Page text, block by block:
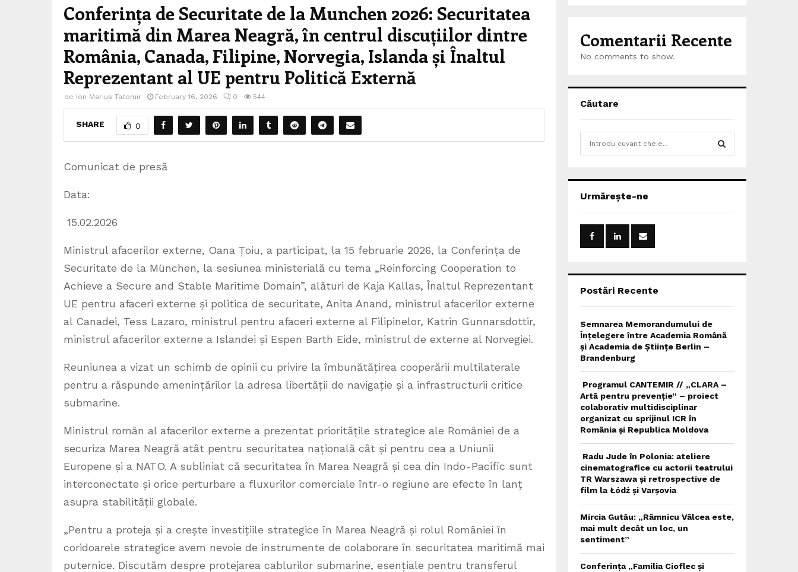
Conferința de Securitate de la Munchen 2026: Securitatea
maritimă din Marea Neagră, în centrul discuțiilor dintre
România, Canada, Filipine, Norvegia, Islanda și Înaltul
Reprezentant al UE pentru Politică Externă
de Ion Marius Tatomir February 16, 2026 0 544
SHARE 0
Comunicat de presă
Data:
15.02.2026
Ministrul afacerilor externe, Oana Țoiu, a participat, la 15 februarie 2026, la Conferința de
Securitate de la München, la sesiunea ministerială cu tema „Reinforcing Cooperation to
Achieve a Secure and Stable Maritime Domain”, alături de Kaja Kallas, Înaltul Reprezentant
UE pentru afaceri externe și politica de securitate, Anita Anand, ministrul afacerilor externe
al Canadei, Tess Lazaro, ministrul pentru afaceri externe al Filipinelor, Katrin Gunnarsdottir,
ministrul afacerilor externe a Islandei și Espen Barth Eide, ministrul de externe al Norvegiei.
Reuniunea a vizat un schimb de opinii cu privire la îmbunătățirea cooperării multilaterale
pentru a răspunde amenințărilor la adresa libertății de navigație și a infrastructurii critice
submarine.
Ministrul român al afacerilor externe a prezentat prioritățile strategice ale României de a
securiza Marea Neagră atât pentru securitatea națională cât și pentru cea a Uniunii
Europene și a NATO. A subliniat că securitatea în Marea Neagră și cea din Indo-Pacific sunt
interconectate și orice perturbare a fluxurilor comerciale într-o regiune are efecte în lanț
asupra stabilității globale.
„Pentru a proteja și a crește investițiile strategice în Marea Neagră și rolul României în
coridoarele strategice avem nevoie de instrumente de colaborare în securitatea maritimă mai
puternice. Discutăm despre protejarea cablurilor submarine, esențiale pentru transferul
Comentarii Recente
No comments to show.
Căutare
h
o
:
Urmărește-ne
Postări Recente
Semnarea Memorandumului de
Înțelegere între Academia Română
și Academia de Științe Berlin –
Brandenburg
Programul CANTEMIR // „CLARA –
Artă pentru prevenție” – proiect
colaborativ multidisciplinar
organizat cu sprijinul ICR în
România și Republica Moldova
Radu Jude în Polonia: ateliere
cinematografice cu actorii teatrului
TR Warszawa și retrospective de
film la Łódź și Varșovia
Mircia Gutău: „Râmnicu Vâlcea este,
mai mult decât un loc, un
sentiment”
Conferința „Familia Cioflec și